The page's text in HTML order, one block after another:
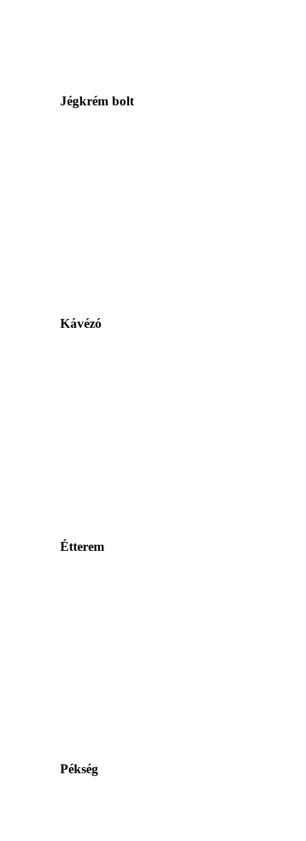
Jégkrém bolt
Kávézó
Étterem
Pékség